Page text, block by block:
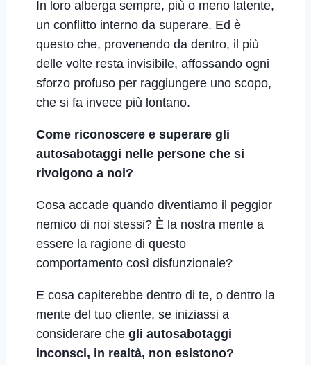
In loro alberga sempre, più o meno latente,
un conflitto interno da superare. Ed è
questo che, provenendo da dentro, il più
delle volte resta invisibile, affossando ogni
sforzo profuso per raggiungere uno scopo,
che si fa invece più lontano.
Come riconoscere e superare gli
autosabotaggi nelle persone che si
rivolgono a noi?
Cosa accade quando diventiamo il peggior
nemico di noi stessi? È la nostra mente a
essere la ragione di questo
comportamento così disfunzionale?
E cosa capiterebbe dentro di te, o dentro la
mente del tuo cliente, se iniziassi a
considerare che gli autosabotaggi
inconsci, in realtà, non esistono?